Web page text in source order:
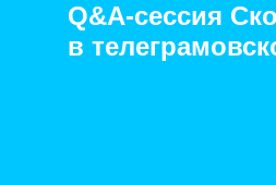
Q&A-сессия
в